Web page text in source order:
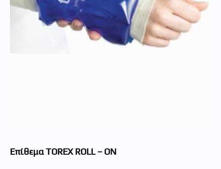
Επίθεμα TOREX ROLL – ON